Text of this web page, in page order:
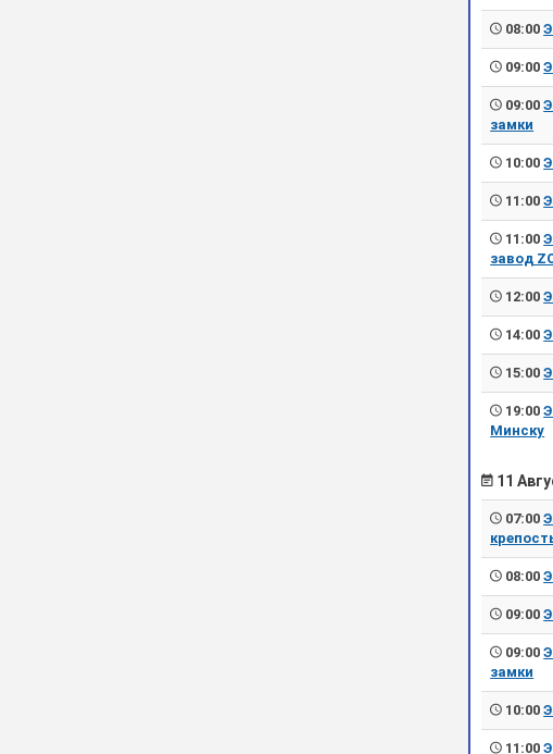
08:00
09:00
09:00
замки
10:00
11:00
11:00
завод
12:00
14:00
15:00
19:00
Минску
11
07:00
08:00
09:00
09:00
замки
10:00
11:00